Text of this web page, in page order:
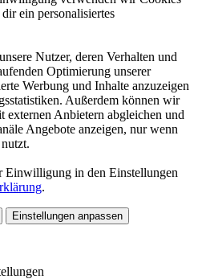
ein personalisiertes
Nutzer, deren Verhalten und
Optimierung unserer
Werbung und Inhalte anzuzeigen
Außerdem können wir
externen Anbietern abgleichen und
Angebote anzeigen, nur wenn
Einwilligung in den Einstellungen
.
Einstellungen anpassen